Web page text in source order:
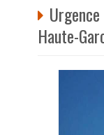
Haute-